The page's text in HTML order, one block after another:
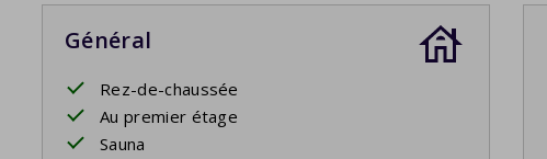
Général
Rez-de-chaussée
Au premier étage
Sauna